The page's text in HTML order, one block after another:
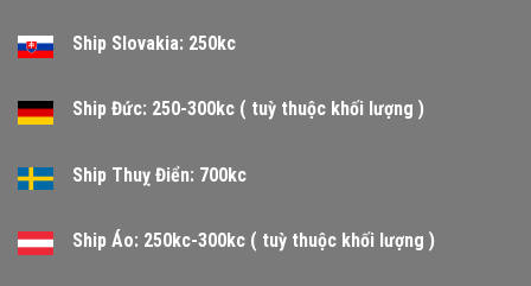
Ship Slovakia: 250kc
Ship Đức: 250-300kc ( tuỳ thuộc khối lượng )
Ship Thuỵ Điển: 700kc
Ship Áo: 250kc-300kc ( tuỳ thuộc khối lượng )